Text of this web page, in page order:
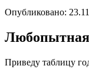
Опубликовано:
Приведу таблицу